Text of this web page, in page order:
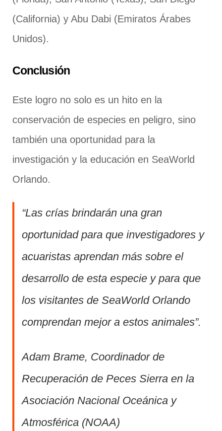
(California) y Abu Dabi (Emiratos Árabes
Unidos).
Conclusión
Este logro no solo es un hito en la
conservación de especies en peligro, sino
también una oportunidad para la
investigación y la educación en SeaWorld
Orlando.
“Las crías brindarán una gran
oportunidad para que investigadores y
acuaristas aprendan más sobre el
desarrollo de esta especie y para que
los visitantes de SeaWorld Orlando
comprendan mejor a estos animales”.
Adam Brame, Coordinador de
Recuperación de Peces Sierra en la
Asociación Nacional Oceánica y
Atmosférica (NOAA)